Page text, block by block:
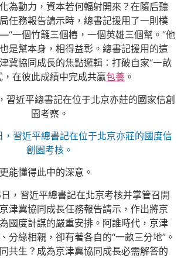
為動力，資本若何輻射開來？在隨后聽
任務報告請示時，總書記援用了一則樸
一個竹籬三個樁，一個英雄三個幫。“他
是幫本身，相得益彰。總書記援用的這
冀協同成長的焦點邏輯：打破自家“一畝
，在彼此成績中完成共贏包養 。
習近平總書記在位于北京亦莊的國度信
創園考核。
能懂得此中的深意。
，習近平總書記在北京考核并掌管召開
津冀協同成長任務報告請示，作出將京
國度計謀的嚴重安排。阿誰時代，京津
分緣相親，卻有著各自的“一畝三分地”。
共生？成為京津冀協同成長必需解答的